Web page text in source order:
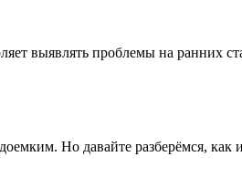
выявлять проблемы на ранних
Но давайте разберёмся, как